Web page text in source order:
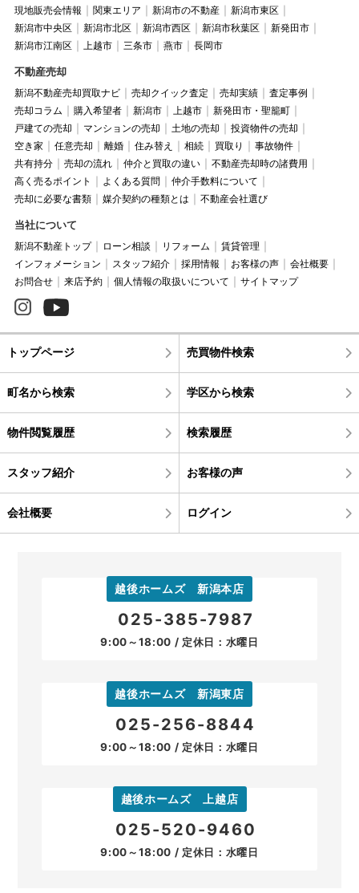
現地販売会情報
関東エリア 新潟市の不動産
新潟市東区
新潟市中央区
新潟市北区 新潟市西区 新潟市秋葉区
新発田市
新潟市江南区
上越市 三条市 燕市 長岡市
不動産売却
新潟不動産売却買取ナビ 売却クイック査定 売却実績
査定事例
売却コラム
購入希望者 新潟市 上越市
新発田市・聖籠町
戸建ての売却
マンションの売却 土地の売却
投資物件の売却
空き家
任意売却 離婚 住み替え 相続 買取り
事故物件
共有持分
売却の流れ 仲介と買取の違い
不動産売却時の諸費用
高く売るポイント
よくある質問
仲介手数料について
売却に必要な書類
媒介契約の種類とは 不動産会社選び
当社について
新潟不動産トップ ローン相談 リフォーム
賃貸管理
インフォメーション
スタッフ紹介 採用情報 お客様の声
会社概要
お問合せ
来店予約 個人情報の取扱いについて サイトマップ
トップページ 売買物件検索
町名から検索 学区から検索
物件閲覧履歴 検索履歴
スタッフ紹介 お客様の声
会社概要 ログイン
越後ホームズ 新潟本店
025-385-7987
9:00～18:00 / 定休日：水曜日
越後ホームズ 新潟東店
025-256-8844
9:00～18:00 / 定休日：水曜日
越後ホームズ 上越店
025-520-9460
9:00～18:00 / 定休日：水曜日